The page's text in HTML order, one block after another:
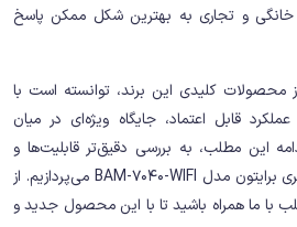
خانگی و تجاری به بهترین شکل ممکن پاسخ
محصولات کلیدی این برند، توانسته است با
قابل اعتماد، جایگاه ویژه‌ای در میان
این مطلب، به بررسی دقیق‌تر قابلیت‌ها و
ویژگی‌های مانیتور آیفون تصویری برایتون مدل BAM-7040-WIFI می‌پردازیم. از
با ما همراه باشید تا با این محصول جدید و